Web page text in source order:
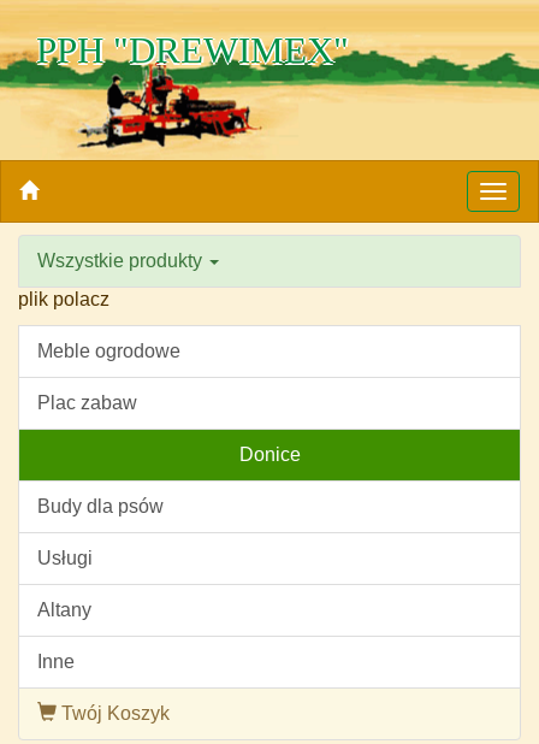
PPH "DREWIMEX"
Wszystkie produkty
plik polacz
Meble ogrodowe
Plac zabaw
Donice
Budy dla psów
Usługi
Altany
Inne
Twój Koszyk